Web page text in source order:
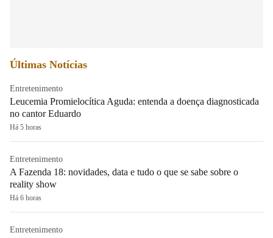
Últimas Notícias
Entretenimento
Leucemia Promielocítica Aguda: entenda a doença diagnosticada
no cantor Eduardo
Há 5 horas
Entretenimento
A Fazenda 18: novidades, data e tudo o que se sabe sobre o
reality show
Há 6 horas
Entretenimento